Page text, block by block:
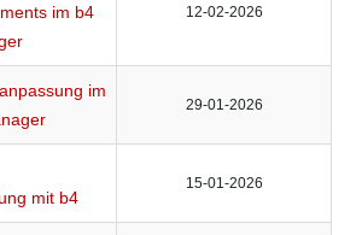
im b4
12-02-2026
im
29-01-2026
mit b4
15-01-2026